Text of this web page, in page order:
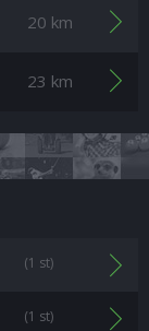
20 km
23 km
(1 st)
(1 st)